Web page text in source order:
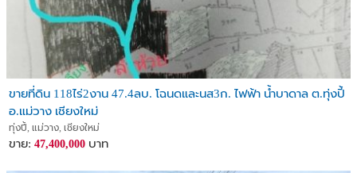
ขายที่ดิน 118ไร่2งาน 47.4ลบ. โฉนดและนส3ก. ไฟฟ้า น้ำบาดาล ต.ทุ่งปี้
อ.แม่วาง เชียงใหม่
ทุ่งปี้, แม่วาง, เชียงใหม่
ขาย: 47,400,000 บาท